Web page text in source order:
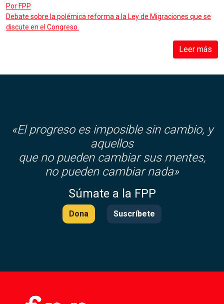
Por FPP
Debate sobre la polémica reforma a la Ley de Migraciones que se
discute en el Congreso.
Leer más
«El progreso es imposible sin cambio, y
aquellos
que no pueden cambiar sus mentes,
no pueden cambiar nada»
Súmate a la FPP
Dona Suscríbete